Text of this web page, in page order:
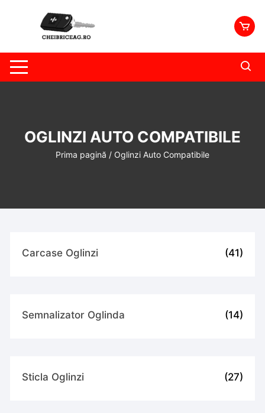
OGLINZI AUTO COMPATIBILE
Prima pagină / Oglinzi Auto Compatibile
Carcase Oglinzi (41)
Semnalizator Oglinda (14)
Sticla Oglinzi (27)